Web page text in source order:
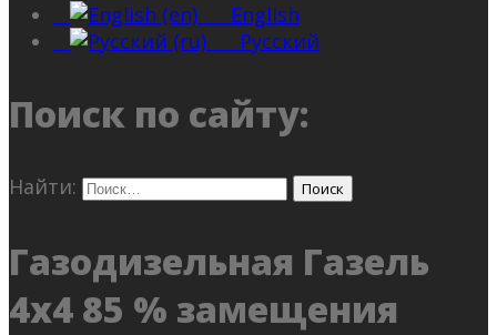
English
Русский
Поиск по сайту:
Найти:
Газодизельная Газель
4х4 85 % замещения